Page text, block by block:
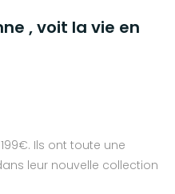
, voit la vie en
Ils ont toute une
leur nouvelle collection